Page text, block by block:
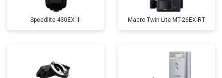
Speedlite 430EX III Macro Twin Lite MT-26EX-RT